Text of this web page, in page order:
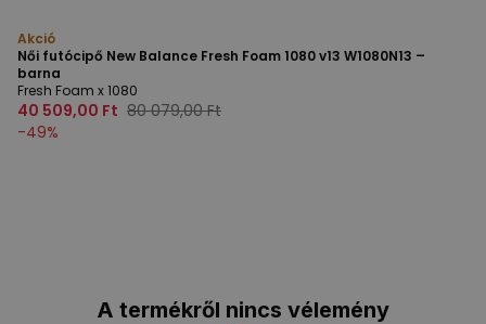
Akció
Női futócipő New Balance Fresh Foam 1080 v13 W1080N13 –
barna
Fresh Foam x 1080
40 509,00 Ft 80 079,00 Ft
-49%
A termékről nincs vélemény